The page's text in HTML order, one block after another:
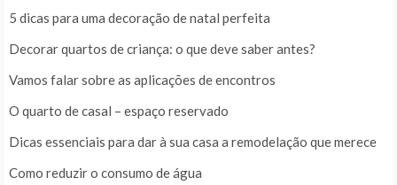
5 dicas para uma decoração de natal perfeita
Decorar quartos de criança: o que deve saber antes?
Vamos falar sobre as aplicações de encontros
O quarto de casal – espaço reservado
Dicas essenciais para dar à sua casa a remodelação que merece
Como reduzir o consumo de água